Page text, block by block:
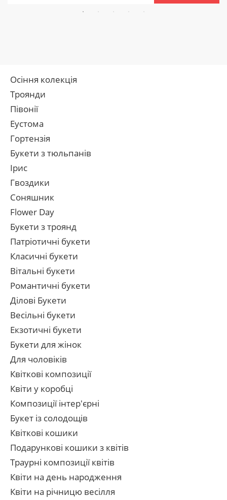
Осіння колекція
Троянди
Півонії
Еустома
Гортензія
Букети з тюльпанів
Ірис
Гвоздики
Соняшник
Flower Day
Букети з троянд
Патріотичні букети
Класичні букети
Вітальні букети
Романтичні букети
Ділові Букети
Весільні букети
Екзотичні букети
Букети для жінок
Для чоловіків
Квіткові композиції
Квіти у коробці
Композиції інтер'єрні
Букет із солодощів
Квіткові кошики
Подарункові кошики з квітів
Траурні композиції квітів
Квіти на день народження
Квіти на річницю весілля